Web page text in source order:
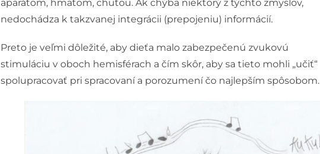
aparátom, hmatom, chuťou. Ak chýba niektorý z týchto zmyslov,
nedochádza k takzvanej integrácii (prepojeniu) informácií.
Preto je veľmi dôležité, aby dieťa malo zabezpečenú zvukovú
stimuláciu v oboch hemisférach a čím skôr, aby sa tieto mohli „učiť“
spolupracovať pri spracovaní a porozumení čo najlepším spôsobom.